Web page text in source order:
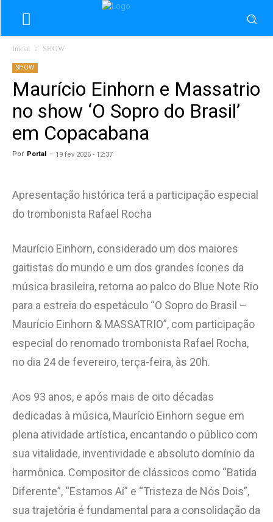
Inicial SHOW
SHOW
Maurício Einhorn e Massatrio
no show ‘O Sopro do Brasil’
em Copacabana
Por Portal - 19 fev 2026 - 12:37
Apresentação histórica terá a participação especial
do trombonista Rafael Rocha
Maurício Einhorn, considerado um dos maiores
gaitistas do mundo e um dos grandes ícones da
música brasileira, retorna ao palco do Blue Note Rio
para a estreia do espetáculo “O Sopro do Brasil –
Maurício Einhorn & MASSATRIO”, com participação
especial do renomado trombonista Rafael Rocha,
no dia 24 de fevereiro, terça-feira, às 20h.
Aos 93 anos, e após mais de oito décadas
dedicadas à música, Maurício Einhorn segue em
plena atividade artística, encantando o público com
sua vitalidade, inventividade e absoluto domínio da
harmônica. Compositor de clássicos como “Batida
Diferente”, “Estamos Aí” e “Tristeza de Nós Dois”,
sua trajetória é fundamental para a consolidação da